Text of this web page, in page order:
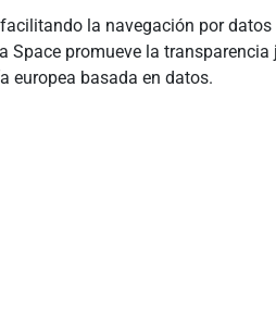
la navegación por datos
promueve la
europea basada en datos.